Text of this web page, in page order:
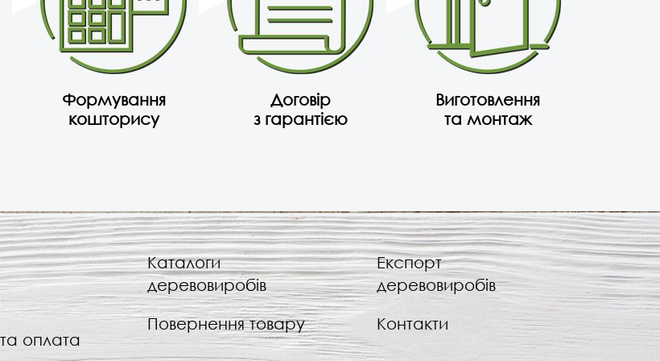
Формування
кошторису
Договір
з гарантією
Виготовлення
та монтаж
оплата
Каталоги
деревовиробів
Повернення товару
Експорт
деревовиробів
Контакти